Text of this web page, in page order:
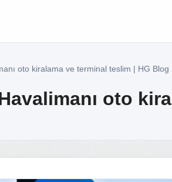
oto kiralama ve terminal teslim | HG Blog
oto